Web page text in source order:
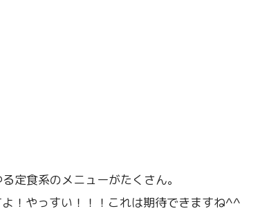
定食系のメニューがたくさん。
！やっすい！！！これは期待できますね^^